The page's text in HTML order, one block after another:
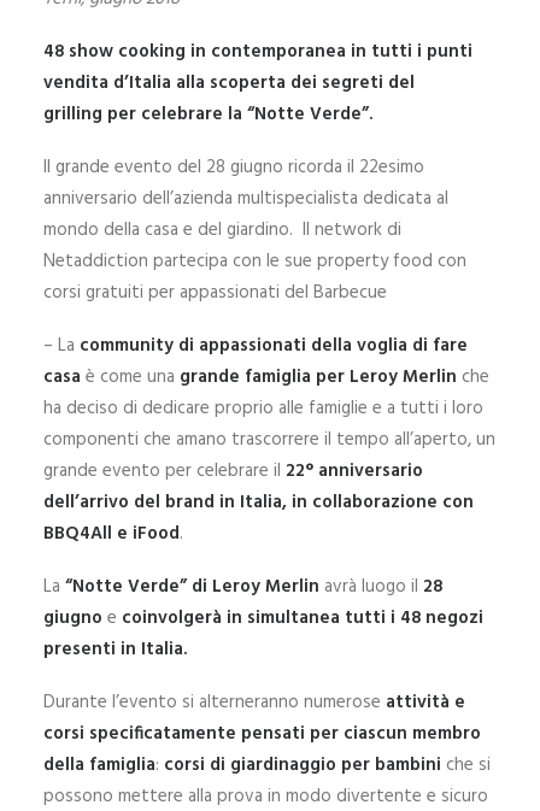
48 show cooking in contemporanea in tutti i punti
vendita d’Italia alla scoperta dei segreti del
grilling per celebrare la “Notte Verde”.
Il grande evento del 28 giugno ricorda il 22esimo
anniversario dell’azienda multispecialista dedicata al
mondo della casa e del giardino. Il network di
Netaddiction partecipa con le sue property food con
corsi gratuiti per appassionati del Barbecue
– La community di appassionati della voglia di fare
casa è come una grande famiglia per Leroy Merlin che
ha deciso di dedicare proprio alle famiglie e a tutti i loro
componenti che amano trascorrere il tempo all’aperto, un
grande evento per celebrare il 22° anniversario
dell’arrivo del brand in Italia, in collaborazione con
BBQ4All e iFood.
La “Notte Verde” di Leroy Merlin avrà luogo il 28
giugno e coinvolgerà in simultanea tutti i 48 negozi
presenti in Italia.
Durante l’evento si alterneranno numerose attività e
corsi specificatamente pensati per ciascun membro
della famiglia: corsi di giardinaggio per bambini che si
possono mettere alla prova in modo divertente e sicuro